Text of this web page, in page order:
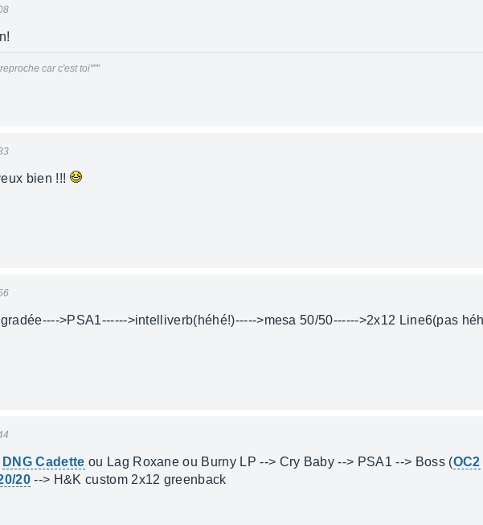
car c'est toi"""
bien !!!
>PSA1------>intelliverb(héhé!)----->mesa 50/50------>2x12 Line6(pas
DNG Cadette ou Lag Roxane ou Burny LP --> Cry Baby --> PSA1 --> Boss (OC2
20 --> H&K custom 2x12 greenback